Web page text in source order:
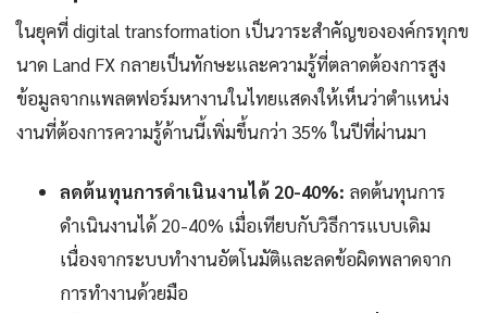
ในยุคที่ digital transformation เป็นวาระสำคัญขององค์กรทุกข
นาด Land FX กลายเป็นทักษะและความรู้ที่ตลาดต้องการสูง
ข้อมูลจากแพลตฟอร์มหางานในไทยแสดงให้เห็นว่าตำแหน่ง
งานที่ต้องการความรู้ด้านนี้เพิ่มขึ้นกว่า 35% ในปีที่ผ่านมา
ลดต้นทุนการดำเนินงานได้ 20-40%: ลดต้นทุนการ
ดำเนินงานได้ 20-40% เมื่อเทียบกับวิธีการแบบเดิม
เนื่องจากระบบทำงานอัตโนมัติและลดข้อผิดพลาดจาก
การทำงานด้วยมือ